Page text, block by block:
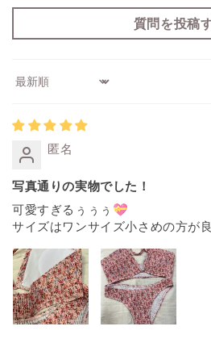
質問を投稿
Sort by
匿名
写真通りの実物でした！
可愛すぎるぅぅぅ💝
サイズはワンサイズ小さめの方が